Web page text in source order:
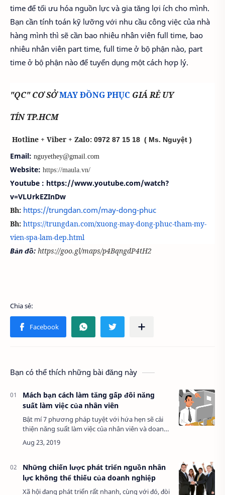
time để tối ưu hóa nguồn lực và gia tăng lợi ích cho mình.
Bạn cần tính toán kỹ lưỡng với nhu cầu công việc của nhà
hàng mình thì sẽ cần bao nhiêu nhân viên full time, bao
nhiêu nhân viên part time, full time ở bộ phận nào, part
time ở bộ phận nào để tuyển dụng một cách hợp lý.
"QC" CƠ SỞMAY ĐỒNG PHỤC GIÁ RẺ UY
TÍN TP.HCM
Hotline + Viber + Zalo: 0972 87 15 18 ( Ms. Nguyệt )
Email: nguyethey@gmail.com
Website: https://maula.vn/
Youtube : https://www.youtube.com/watch?
v=VLUrkEZInDw
Bh: https://trungdan.com/may-dong-phuc
Bh: https://trungdan.com/xuong-may-dong-phuc-tham-my-
vien-spa-lam-dep.html
Bản đồ: https://goo.gl/maps/p4BqngdP4tH2
Bạn có thể thích những bài đăng này
Mách bạn cách làm tăng gấp đôi năng
suất làm việc của nhân viên
Bật mí 7 phương pháp tuyệt với hứa hẹn sẽ cải
thiện năng suất làm việc của nhân viên và doanh
nghiệp bạn lên nhiều lần. Tất cả các doanh
nghiệp thành công đều hiểu năng su…
Những chiến lược phát triển nguồn nhân
lực không thể thiếu của doanh nghiệp
Xã hội đang phát triển rất nhanh, cùng với đó, đòi